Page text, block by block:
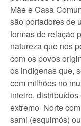
Mãe e Casa
são portadores de
formas de relação
natureza que nos
com os povos
os indígenas que,
cem milhões no
inteiro,
extremo Norte
sami (esquimós)